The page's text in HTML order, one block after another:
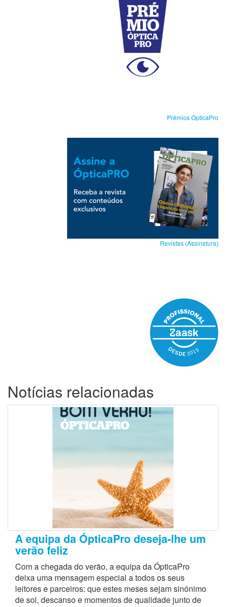
Prémios ÓpticaPro
Revistas (Assinatura)
Notícias relacionadas
A equipa da ÓpticaPro deseja-lhe um
verão feliz
Com a chegada do verão, a equipa da ÓpticaPro
deixa uma mensagem especial a todos os seus
leitores e parceiros: que estes meses sejam sinónimo
de sol, descanso e momentos de qualidade junto de